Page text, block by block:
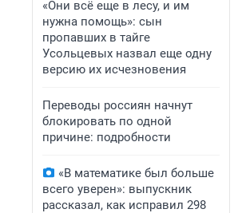
«Они всё еще в лесу, и им
нужна помощь»: сын
пропавших в тайге
Усольцевых назвал еще одну
версию их исчезновения
Переводы россиян начнут
блокировать по одной
причине: подробности
«В математике был больше
всего уверен»: выпускник
рассказал, как исправил 298